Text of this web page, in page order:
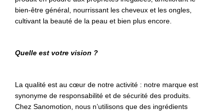
bien-être général, nourrissant les cheveux et les ongles,
cultivant la beauté de la peau et bien plus encore.
Quelle est votre vision ?
La qualité est au cœur de notre activité : notre marque est
synonyme de responsabilité et de sécurité des produits.
Chez Sanomotion, nous n’utilisons que des ingrédients